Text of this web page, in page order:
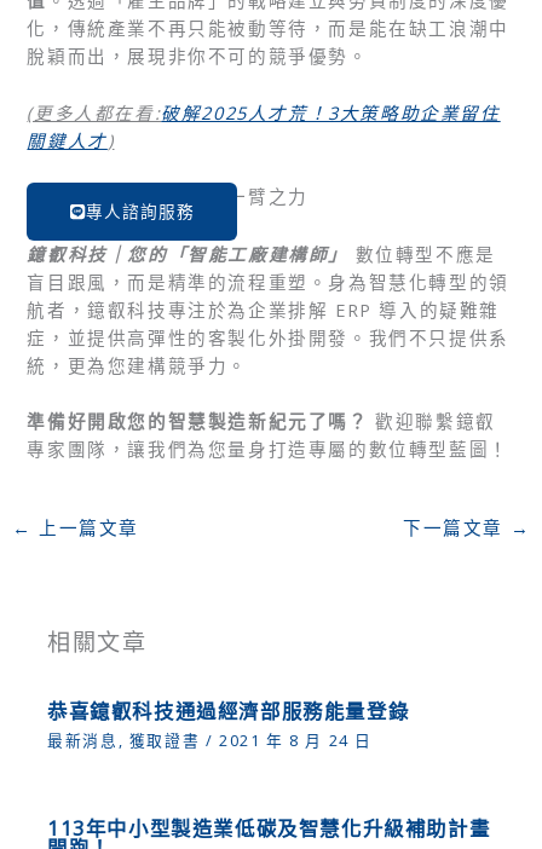
化，傳統產業不再只能被動等待，而是能在缺工浪潮中
脫穎而出，展現非你不可的競爭優勢。
(更多人都在看:破解2025人才荒！3大策略助企業留住
關鍵人才)
立即行動，讓我們助你一臂之力
專人諮詢服務
鐿叡科技｜您的「智能工廠建構師」
數位轉型不應是
盲目跟風，而是精準的流程重塑。身為智慧化轉型的領
航者，鐿叡科技專注於為企業排解 ERP 導入的疑難雜
症，並提供高彈性的客製化外掛開發。我們不只提供系
統，更為您建構競爭力。
準備好開啟您的智慧製造新紀元了嗎？ 歡迎聯繫鐿叡
專家團隊，讓我們為您量身打造專屬的數位轉型藍圖！
← 上一篇文章 下一篇文章 →
相關文章
恭喜鐿叡科技通過經濟部服務能量登錄
最新消息 , 獲取證書 / 2021 年 8 月 24 日
113年中小型製造業低碳及智慧化升級補助計畫